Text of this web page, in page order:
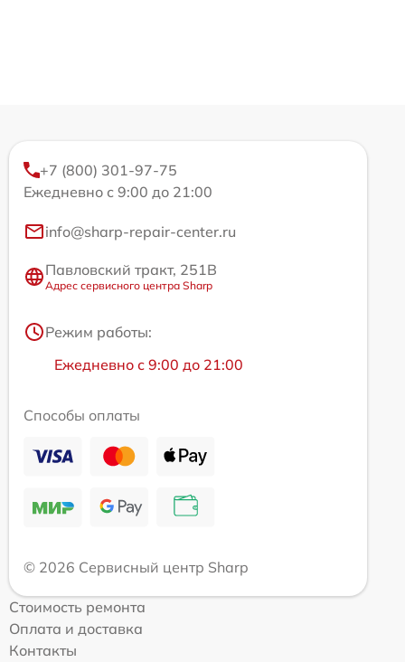
+7 (800) 301-97-75
Ежедневно с 9:00 до 21:00
info@sharp-repair-center.ru
Павловский тракт, 251В
Адрес сервисного центра Sharp
Режим работы:
Ежедневно с 9:00 до 21:00
Способы оплаты
© 2026 Сервисный центр Sharp
Стоимость ремонта
Оплата и доставка
Контакты